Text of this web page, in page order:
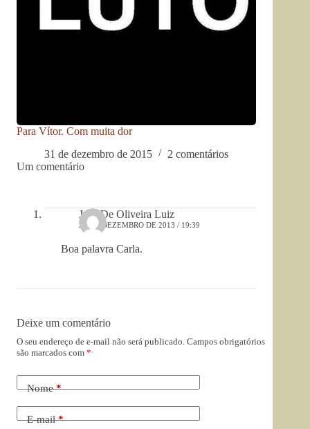
Para Vítor. Com muita dor
31 de dezembro de 2015
2 comentários
Um comentário
José De Oliveira Luiz
24 DE DEZEMBRO DE 2013 / 19:39
Boa palavra Carla.
Deixe um comentário
O seu endereço de e-mail não será publicado. Campos obrigatórios
são marcados com *
Nome*
E-mail*